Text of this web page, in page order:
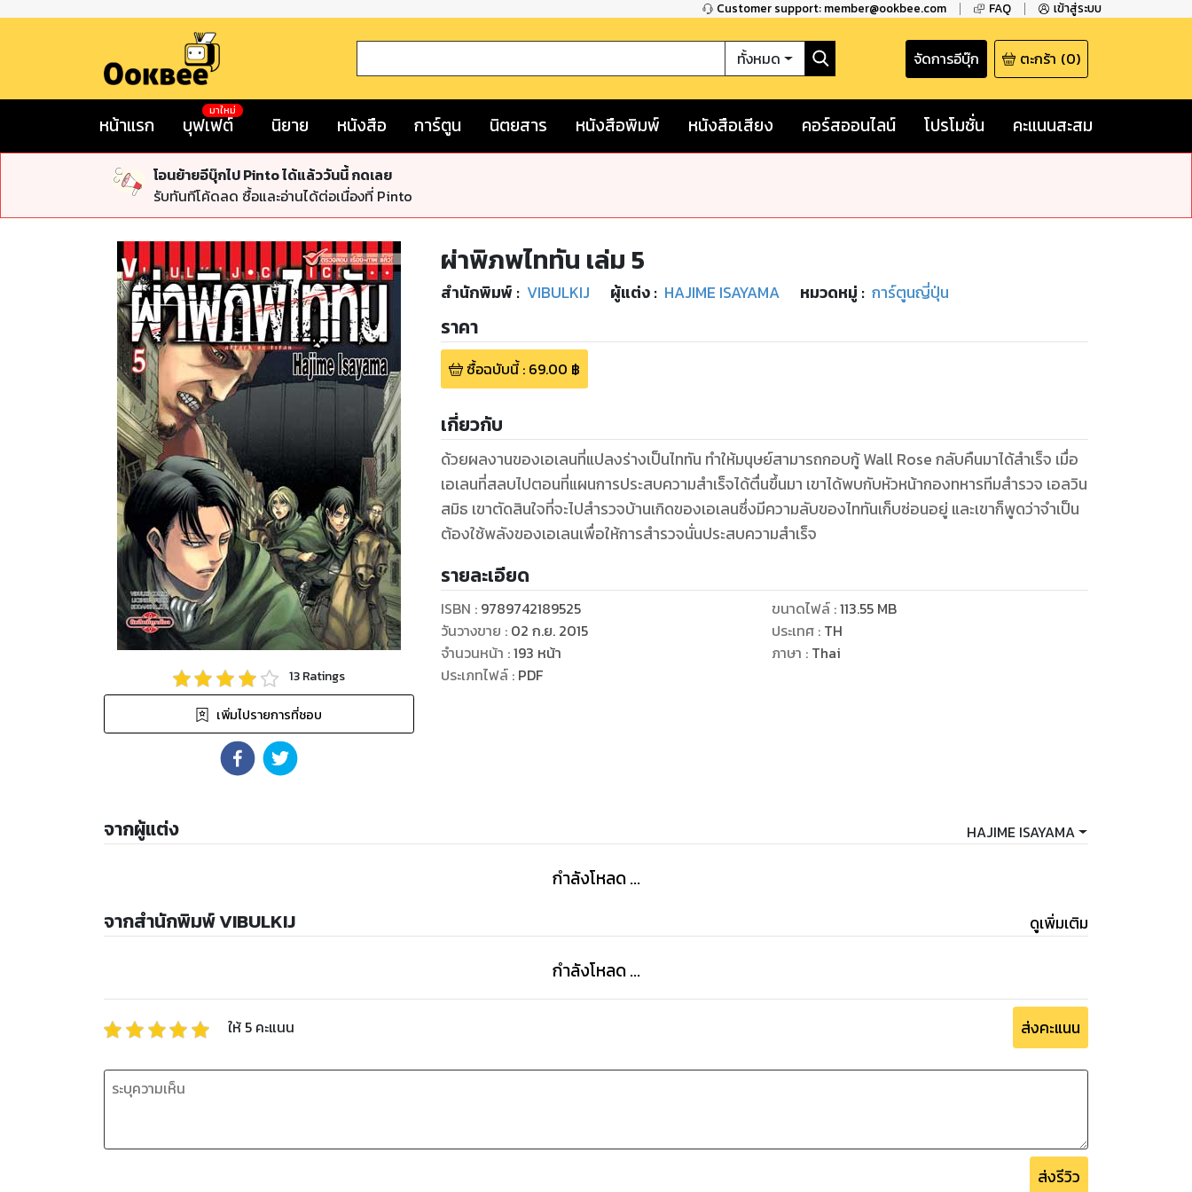
Customer support: member@ookbee.com FAQ เข้าสู่ระบบ
ทั้งหมด จัดการอีบุ๊ก ตะกร้า (0)
หน้าแรก บุฟเฟต์
มาใหม่
นิยาย หนังสือ การ์ตูน นิตยสาร หนังสือพิมพ์ หนังสือเสียง คอร์สออนไลน์ โปรโมชั่น คะแนนสะสม
โอนย้ายอีบุ๊กไป Pinto ได้แล้ววันนี้ กดเลย
รับทันทีโค้ดลด ซื้อและอ่านได้ต่อเนื่องที่ Pinto
13Ratings
เพิ่มไปรายการที่ชอบ
ผ่าพิภพไททัน เล่ม 5
สำนักพิมพ์ : VIBULKIJ ผู้แต่ง : HAJIME ISAYAMA หมวดหมู่ : การ์ตูนญี่ปุ่น
ราคา
ซื้อฉบับนี้: 69.00 ฿
เกี่ยวกับ
ด้วยผลงานของเอเลนที่แปลงร่างเป็นไททัน ทำให้มนุษย์สามารถกอบกู้ Wall Rose กลับคืนมาได้สำเร็จ เมื่อ
เอเลนที่สลบไปตอนที่แผนการประสบความสำเร็จได้ตื่นขึ้นมา เขาได้พบกับหัวหน้ากองทหารทีมสำรวจ เอลวิน
สมิธ เขาตัดสินใจที่จะไปสำรวจบ้านเกิดของเอเลนซึ่งมีความลับของไททันเก็บซ่อนอยู่ และเขาก็พูดว่าจำเป็น
ต้องใช้พลังของเอเลนเพื่อให้การสำรวจนั่นประสบความสำเร็จ
รายละเอียด
ISBN : 9789742189525
วันวางขาย : 02 ก.ย. 2015
จำนวนหน้า :193 หน้า
ประเภทไฟล์: PDF
ขนาดไฟล์:113.55 MB
ประเทศ : TH
ภาษา : Thai
จากผู้แต่ง HAJIME ISAYAMA
กำลังโหลด ...
จากสำนักพิมพ์ VIBULKIJ ดูเพิ่มเติม
กำลังโหลด ...
ให้ 5 คะแนน ส่งคะแนน
ส่งรีวิว